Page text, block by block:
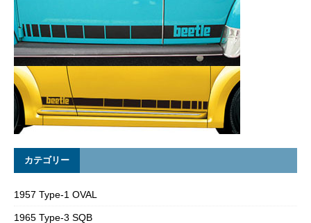
カテゴリー
1957 Type-1 OVAL
1965 Type-3 SQB